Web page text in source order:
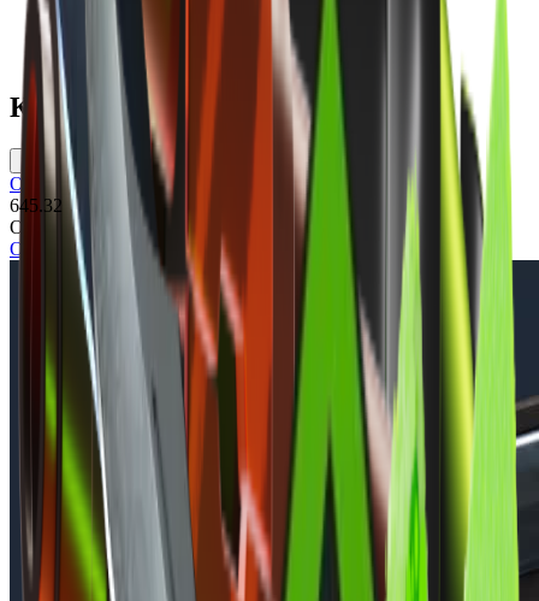
Версия модели
CS:GO
Кейсы
Operation Breakout Weapon Case
645.32
Осмотр скина
Осмотреть в игре